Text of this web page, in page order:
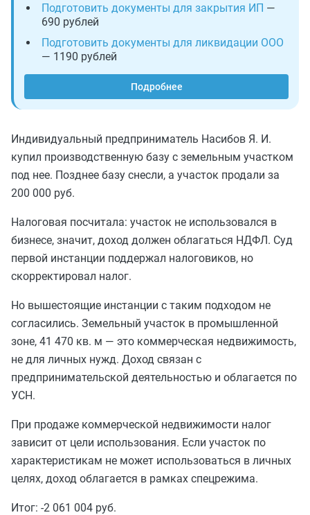
Подготовить документы для закрытия ИП —
690 рублей
Подготовить документы для ликвидации ООО
— 1190 рублей
Подробнее
Индивидуальный предприниматель Насибов Я. И.
купил производственную базу с земельным участком
под нее. Позднее базу снесли, а участок продали за
200 000 руб.
Налоговая посчитала: участок не использовался в
бизнесе, значит, доход должен облагаться НДФЛ. Суд
первой инстанции поддержал налоговиков, но
скорректировал налог.
Но вышестоящие инстанции с таким подходом не
согласились. Земельный участок в промышленной
зоне, 41 470 кв. м — это коммерческая недвижимость,
не для личных нужд. Доход связан с
предпринимательской деятельностью и облагается по
УСН.
При продаже коммерческой недвижимости налог
зависит от цели использования. Если участок по
характеристикам не может использоваться в личных
целях, доход облагается в рамках спецрежима.
Итог: -2 061 004 руб.